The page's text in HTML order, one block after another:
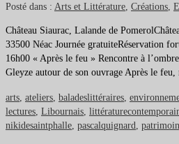
Posté dans : Arts et Littérature, Créations,
Château Siaurac, Lalande de
33500 Néac Journée gratuiteRéservation
16h00 « Après le feu » Rencontre à
Gleyze autour de son ouvrage Après le
arts, ateliers, baladeslittéraires,
lectures, Libournais,
nikidesaintphalle, pascalquignard,